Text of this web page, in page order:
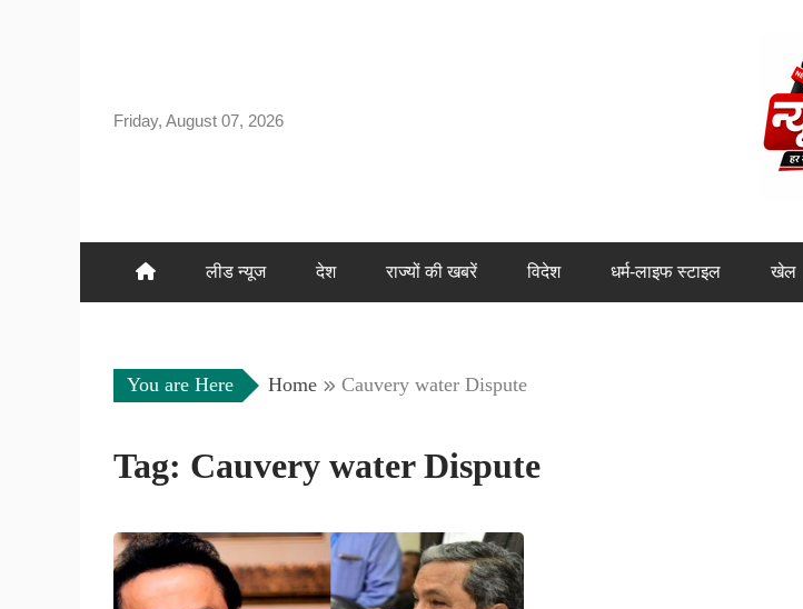
Friday, August 07, 2026
लीड न्यूज देश राज्यों की खबरें विदेश धर्म-लाइफ स्टाइल खेल
You are Here Home Cauvery water Dispute
Tag: Cauvery water Dispute